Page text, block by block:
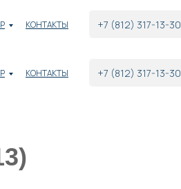
КОНТАКТЫ +7 (812) 317-13-30
+7 (812) 317-13-30
КОНТАКТЫ